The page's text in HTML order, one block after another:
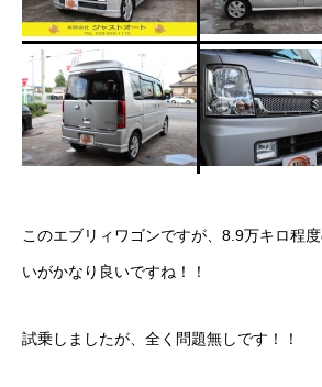
ボディコーティング・艶出し・磨き
部品の取り付け
オイル交換
ジャストオートのカーリース
よくある質問
このエブリィワゴンですが、8.9万キロ程
いがかなり良いですね！！
試乗しましたが、全く問題無しです！！